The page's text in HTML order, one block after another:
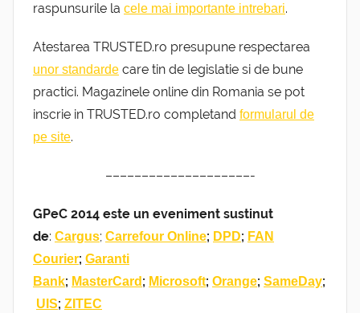
raspunsurile la cele mai importante intrebari.
Atestarea TRUSTED.ro presupune respectarea
unor standarde care tin de legislatie si de bune
practici. Magazinele online din Romania se pot
inscrie in TRUSTED.ro completand formularul de
pe site.
––––––––––––––––––––-
GPeC 2014 este un eveniment sustinut
de: Cargus; Carrefour Online; DPD; FAN
Courier; Garanti
Bank; MasterCard ; Microsoft; Orange; SameDay;
UIS; ZITEC